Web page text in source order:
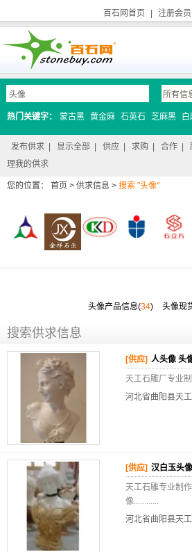
百石网首页 注册会员
热门关键字： 蒙古黑 黄金麻 石英石 芝麻黑
发布供求 显示全部 供应 求购 合作
理我的供求
您的位置： 首页 > 供求信息 > 搜索 "头像"
头像产品信息(34) 头像现
搜索供求信息
[供应] 人头像 头
天工石雕厂专业
河北省曲阳县天工
[供应] 汉白玉头像
天工石雕专业制
像............
河北省曲阳县天